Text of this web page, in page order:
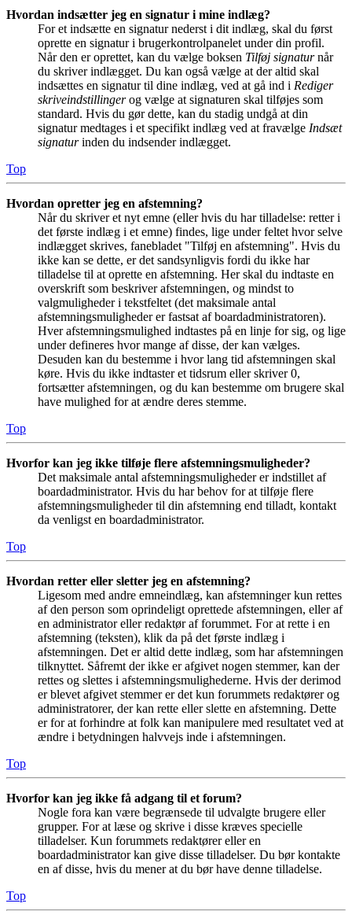
Hvordan indsætter jeg en signatur i mine indlæg?
For et indsætte en signatur nederst i dit indlæg, skal du først
oprette en signatur i brugerkontrolpanelet under din profil.
Når den er oprettet, kan du vælge boksen Tilføj signaturnår
du skriver indlægget. Du kan også vælge at der altid skal
indsættes en signatur til dine indlæg, ved at gå ind i Rediger
skriveindstillingerog vælge at signaturen skal tilføjes som
standard. Hvis du gør dette, kan du stadig undgå at din
signatur medtages i et specifikt indlæg ved at fravælge Indsæt
signaturinden du indsender indlægget.
Top
Hvordan opretter jeg en afstemning?
Når du skriver et nyt emne (eller hvis du har tilladelse: retter i
det første indlæg i et emne) findes, lige under feltet hvor selve
indlægget skrives, fanebladet "Tilføj en afstemning". Hvis du
ikke kan se dette, er det sandsynligvis fordi du ikke har
tilladelse til at oprette en afstemning. Her skal du indtaste en
overskrift som beskriver afstemningen, og mindst to
valgmuligheder i tekstfeltet (det maksimale antal
afstemningsmuligheder er fastsat af boardadministratoren).
Hver afstemningsmulighed indtastes på en linje for sig, og lige
under defineres hvor mange af disse, der kan vælges.
Desuden kan du bestemme i hvor lang tid afstemningen skal
køre. Hvis du ikke indtaster et tidsrum eller skriver 0,
fortsætter afstemningen, og du kan bestemme om brugere skal
have mulighed for at ændre deres stemme.
Top
Hvorfor kan jeg ikke tilføje flere afstemningsmuligheder?
Det maksimale antal afstemningsmuligheder er indstillet af
boardadministrator. Hvis du har behov for at tilføje flere
afstemningsmuligheder til din afstemning end tilladt, kontakt
da venligst en boardadministrator.
Top
Hvordan retter eller sletter jeg en afstemning?
Ligesom med andre emneindlæg, kan afstemninger kun rettes
af den person som oprindeligt oprettede afstemningen, eller af
en administrator eller redaktør af forummet. For at rette i en
afstemning (teksten), klik da på det første indlæg i
afstemningen. Det er altid dette indlæg, som har afstemningen
tilknyttet. Såfremt der ikke er afgivet nogen stemmer, kan der
rettes og slettes i afstemningsmulighederne. Hvis der derimod
er blevet afgivet stemmer er det kun forummets redaktører og
administratorer, der kan rette eller slette en afstemning. Dette
er for at forhindre at folk kan manipulere med resultatet ved at
ændre i betydningen halvvejs inde i afstemningen.
Top
Hvorfor kan jeg ikke få adgang til et forum?
Nogle fora kan være begrænsede til udvalgte brugere eller
grupper. For at læse og skrive i disse kræves specielle
tilladelser. Kun forummets redaktører eller en
boardadministrator kan give disse tilladelser. Du bør kontakte
en af disse, hvis du mener at du bør have denne tilladelse.
Top